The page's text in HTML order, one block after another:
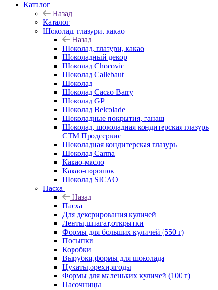
Каталог
Назад
Каталог
Шоколад, глазури, какао
Назад
Шоколад, глазури, какао
Шоколадный декор
Шоколад Chocovic
Шоколад Callebaut
Шоколад
Шоколад Cacao Barry
Шоколад GP
Шоколад Belcolade
Шоколадные покрытия, ганаш
Шоколад, шоколадная кондитерская глазурь
СТМ Продсервис
Шоколадная кондитерская глазурь
Шоколад Carma
Какао-масло
Какао-порошок
Шоколад SICAO
Пасха
Назад
Пасха
Для декорирования куличей
Ленты,шпагат,открытки
Формы для больших куличей (550 г)
Посыпки
Коробки
Вырубки,формы для шоколада
Цукаты,орехи,ягоды
Формы для маленьких куличей (100 г)
Пасочницы